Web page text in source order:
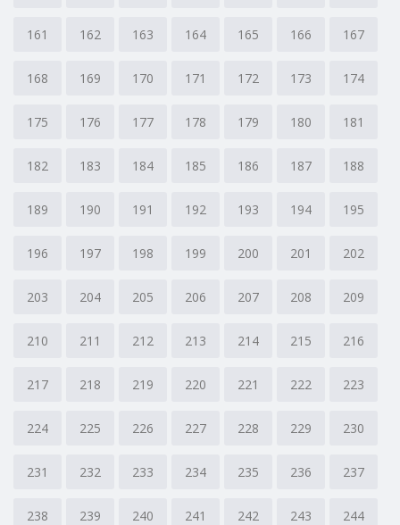
161 162 163 164 165 166 167
168 169 170 171 172 173 174
175 176 177 178 179 180 181
182 183 184 185 186 187 188
189 190 191 192 193 194 195
196 197 198 199 200 201 202
203 204 205 206 207 208 209
210 211 212 213 214 215 216
217 218 219 220 221 222 223
224 225 226 227 228 229 230
231 232 233 234 235 236 237
238 239 240 241 242 243 244